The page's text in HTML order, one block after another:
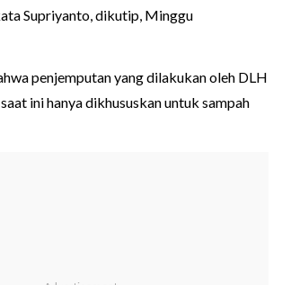
Supriyanto, dikutip, Minggu
penjemputan yang dilakukan oleh DLH
ini hanya dikhususkan untuk sampah